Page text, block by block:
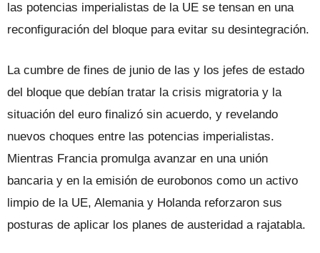
las potencias imperialistas de la UE se tensan en una
reconfiguración del bloque para evitar su desintegración.
La cumbre de fines de junio de las y los jefes de estado
del bloque que debían tratar la crisis migratoria y la
situación del euro finalizó sin acuerdo, y revelando
nuevos choques entre las potencias imperialistas.
Mientras Francia promulga avanzar en una unión
bancaria y en la emisión de eurobonos como un activo
limpio de la UE, Alemania y Holanda reforzaron sus
posturas de aplicar los planes de austeridad a rajatabla.